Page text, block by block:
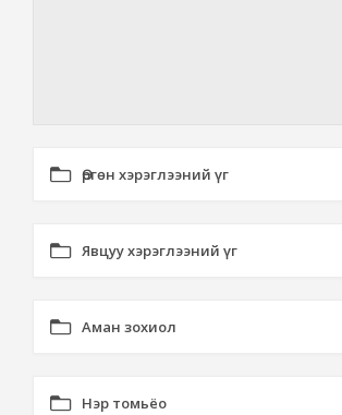
Өргөн хэрэглээний үг
Явцуу хэрэглээний үг
Аман зохиол
Нэр томьёо